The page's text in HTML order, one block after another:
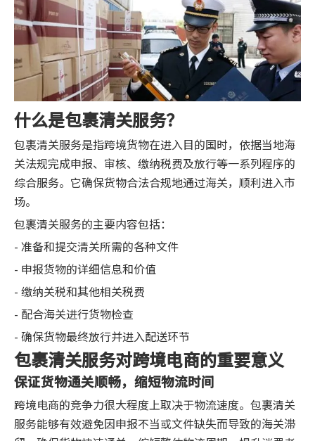
什么是包裹清关服务？
包裹清关服务是指跨境货物在进入目的国时，依据当地海
关法规完成申报、审核、缴纳税费及放行等一系列程序的
综合服务。它确保货物合法合规地通过海关，顺利进入市
场。
包裹清关服务的主要内容包括：
- 准备和提交清关所需的各种文件
- 申报货物的详细信息和价值
- 缴纳关税和其他相关税费
- 配合海关进行货物检查
- 确保货物最终放行并进入配送环节
包裹清关服务对跨境电商的重要意义
保证货物通关顺畅，缩短物流时间
跨境电商的竞争力很大程度上取决于物流速度。包裹清关
服务能够有效避免因申报不当或文件缺失而导致的海关滞